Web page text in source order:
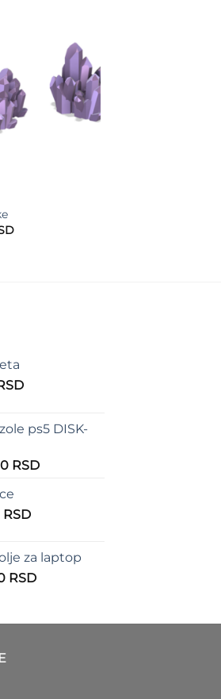
wishlist
Raspon
Raspon
555 RSD
900 RSD
ps5 DISK-
RSDRaspon
RSDRaspon
935 RSD
do
za laptop
RSDRaspon
1.100 RSD